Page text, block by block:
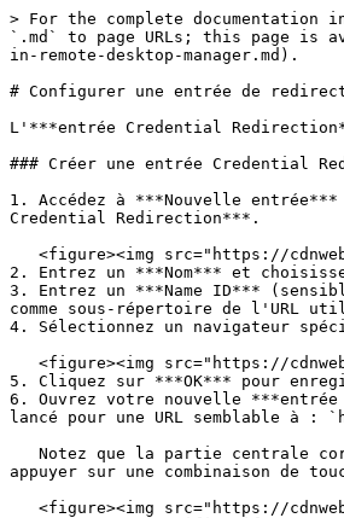
> For the complete
`.md` to page URLs; this page is
in-remote-desktop-manager.md).
# Configurer une entrée de
L'***entrée Credential
### Créer une entrée Credential
1. Accédez à ***Nouvelle
Credential Redirection***.
2. Entrez un ***Nom*** et
3. Entrez un ***Name ID***
comme sous-répertoire de
4. Sélectionnez un navigateur
5. Cliquez sur ***OK*** pour
6. Ouvrez votre nouvelle
lancé pour une URL semblable à :
appuyer sur une combinaison de